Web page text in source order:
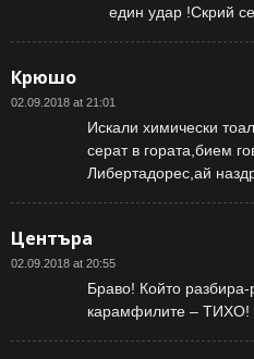
един удар !Скрий
Крюшо
02.09.2018 at 21:01
Искали химически
серат в гората,бием
Либертадорес,ай
Центъра
02.09.2018 at 20:55
Браво! Който
карамфилите – ТИХО!